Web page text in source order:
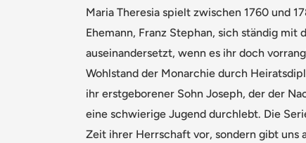
Maria Theresia spielt zwischen 1760 und
Ehemann, Franz Stephan, sich ständig
auseinandersetzt, wenn es ihr doch
Wohlstand der Monarchie durch
ihr erstgeborener Sohn Joseph, der der
eine schwierige Jugend durchlebt. Die
Zeit ihrer Herrschaft vor, sondern gibt uns